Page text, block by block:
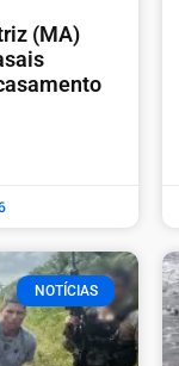
(MA)
NOTÍCIAS